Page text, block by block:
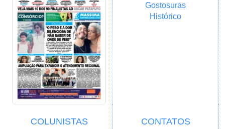
Gostosuras
Histórico
COLUNISTAS CONTATOS